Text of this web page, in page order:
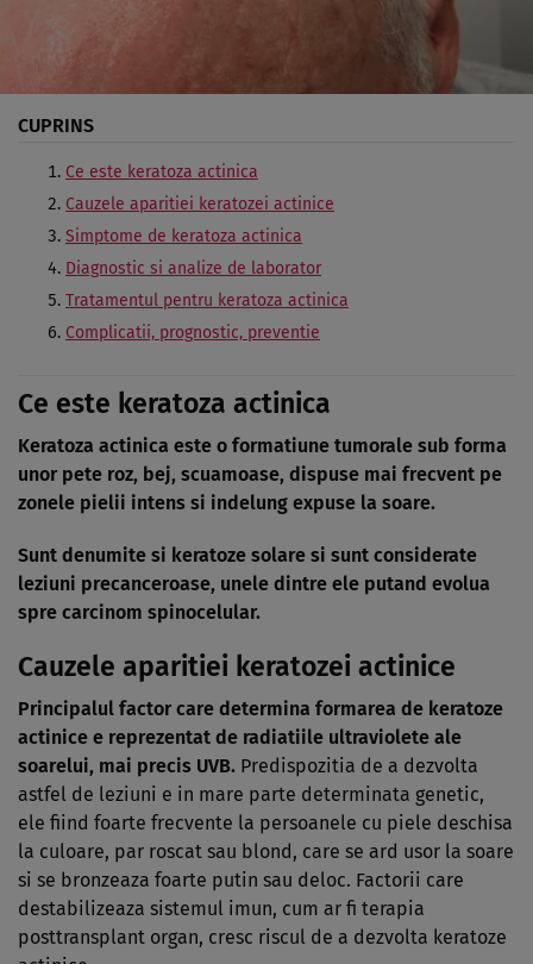
CUPRINS
Ce este keratoza actinica
Cauzele aparitiei keratozei actinice
Simptome de keratoza actinica
Diagnostic si analize de laborator
Tratamentul pentru keratoza actinica
Complicatii, prognostic, preventie
Ce este keratoza actinica
Keratoza actinica este o formatiune tumorale sub forma
unor pete roz, bej, scuamoase, dispuse mai frecvent pe
zonele pielii intens si indelung expuse la soare.
Sunt denumite si keratoze solare si sunt considerate
leziuni precanceroase, unele dintre ele putand evolua
spre carcinom spinocelular.
Cauzele aparitiei keratozei actinice
Principalul factor care determina formarea de keratoze
actinice e reprezentat de radiatiile ultraviolete ale
soarelui, mai precis UVB. Predispozitia de a dezvolta
astfel de leziuni e in mare parte determinata genetic,
ele fiind foarte frecvente la persoanele cu piele deschisa
la culoare, par roscat sau blond, care se ard usor la soare
si se bronzeaza foarte putin sau deloc. Factorii care
destabilizeaza sistemul imun, cum ar fi terapia
posttransplant organ, cresc riscul de a dezvolta keratoze